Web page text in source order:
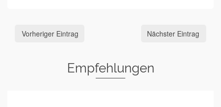
Vorheriger Eintrag Nächster Eintrag
Empfehlungen